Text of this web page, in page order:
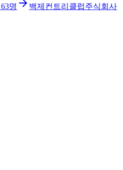
63명
백제컨트리클럽주식회사